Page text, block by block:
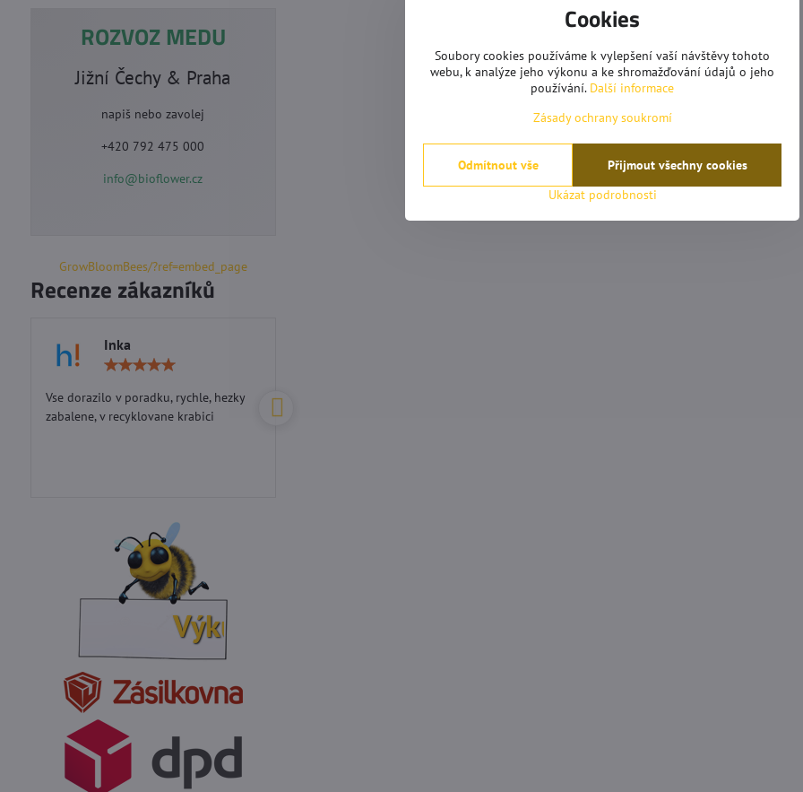
ROZVOZ MEDU
Jižní Čechy & Praha
napiš nebo zavolej
+420 792 475 000
info@bioflower.cz
GrowBloomBees/?ref=embed_page
Recenze zákazníků
Inka
5
Vse dorazilo v poradku, rychle, hezky
zabalene, v recyklovane krabici
Výkup vosku: 200Kč / 1kg
Cookies
Soubory cookies používáme k vylepšení vaší návštěvy tohoto
webu, k analýze jeho výkonu a ke shromažďování údajů o jeho
používání. Další informace
Zásady ochrany soukromí
Ukázat podrobnosti
Přijmout všechny cookies
Odmítnout vše